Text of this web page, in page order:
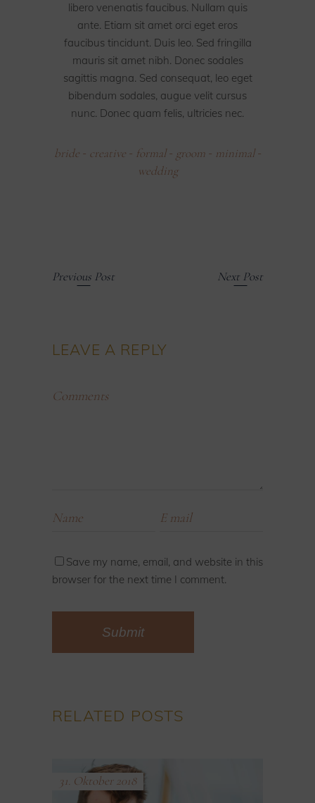
libero venenatis faucibus. Nullam quis
ante. Etiam sit amet orci eget eros
faucibus tincidunt. Duis leo. Sed fringilla
mauris sit amet nibh. Donec sodales
sagittis magna. Sed consequat, leo eget
bibendum sodales, augue velit cursus
nunc. Donec quam felis, ultricies nec.
bride- creative- formal- groom- minimal-
wedding
Previous Post Next Post
LEAVE A REPLY
Save my name, email, and website in this
browser for the next time I comment.
Submit
RELATED POSTS
31. Oktober 2018